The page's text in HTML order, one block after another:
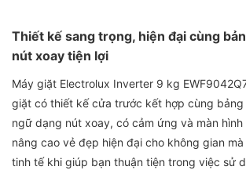
Thiết kế sang trọng, hiện đại cùng
nút xoay tiện lợi
Máy giặt Electrolux Inverter 9 kg
giặt có thiết kế cửa trước kết hợp cùng bảng
ngữ dạng nút xoay, có cảm ứng và màn
nâng cao vẻ đẹp hiện đại cho không gian
tinh tế khi giúp bạn thuận tiện trong việc sử